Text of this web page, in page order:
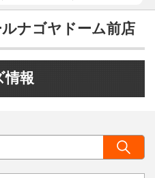
ナゴヤドーム前店
情報